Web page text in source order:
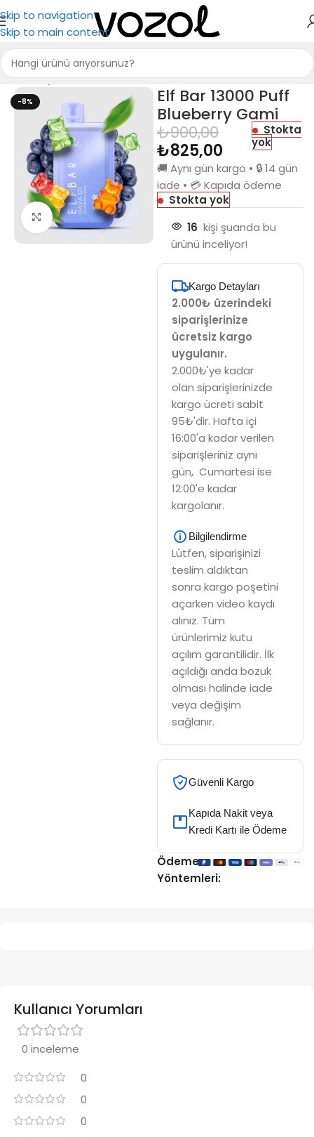
Skip to navigation
Skip to main content
Ana Sayfa Elf Bar Elf Bar 13000 Puff RAYA D1
-8%
Büyütmek için tıkla
Elf Bar 13000 Puff
Blueberry Gami
₺900,00
₺825,00
Stokta
yok
🚚 Aynı gün kargo • 🔒 14 gün
iade • 💳 Kapıda ödeme
Stokta yok
16 kişi şuanda bu
ürünü inceliyor!
Kargo Detayları
2.000₺ üzerindeki
siparişlerinize
ücretsiz kargo
uygulanır.
2.000₺'ye kadar
olan siparişlerinizde
kargo ücreti sabit
95₺'dir. Hafta içi
16:00'a kadar verilen
siparişleriniz aynı
gün, Cumartesi ise
12:00'e kadar
kargolanır.
Bilgilendirme
Lütfen, siparişinizi
teslim aldıktan
sonra kargo poşetini
açarken video kaydı
alınız. Tüm
ürünlerimiz kutu
açılım garantilidir. İlk
açıldığı anda bozuk
olması halinde iade
veya değişim
sağlanır.
Güvenli Kargo
Kapıda Nakit veya
Kredi Kartı ile Ödeme
Ödeme
Yöntemleri:
Kullanıcı Yorumları
0 inceleme
0
0
0